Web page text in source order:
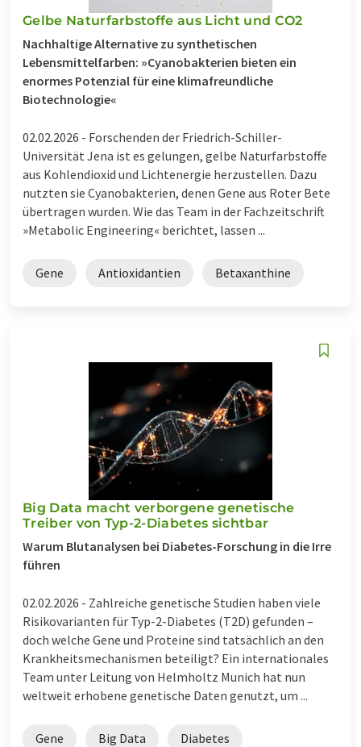
Gelbe Naturfarbstoffe aus Licht und CO2
Nachhaltige Alternative zu synthetischen
Lebensmittelfarben: »Cyanobakterien bieten ein
enormes Potenzial für eine klimafreundliche
Biotechnologie«
02.02.2026 - Forschenden der Friedrich-Schiller-
Universität Jena ist es gelungen, gelbe Naturfarbstoffe
aus Kohlendioxid und Lichtenergie herzustellen. Dazu
nutzten sie Cyanobakterien, denen Gene aus Roter Bete
übertragen wurden. Wie das Team in der Fachzeitschrift
»Metabolic Engineering« berichtet, lassen ...
Gene Antioxidantien Betaxanthine
Big Data macht verborgene genetische
Treiber von Typ-2-Diabetes sichtbar
Warum Blutanalysen bei Diabetes-Forschung in die Irre
führen
02.02.2026 - Zahlreiche genetische Studien haben viele
Risikovarianten für Typ-2-Diabetes (T2D) gefunden –
doch welche Gene und Proteine sind tatsächlich an den
Krankheitsmechanismen beteiligt? Ein internationales
Team unter Leitung von Helmholtz Munich hat nun
weltweit erhobene genetische Daten genutzt, um ...
Gene Big Data Diabetes